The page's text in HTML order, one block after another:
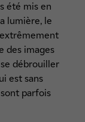
été mis en
lumière, le
des images
débrouiller
est sans
parfois